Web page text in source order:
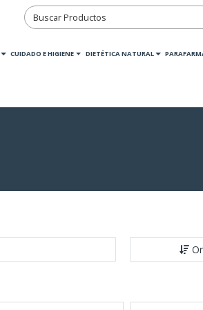
CUIDADO E HIGIENE DIETÉTICA NATURAL